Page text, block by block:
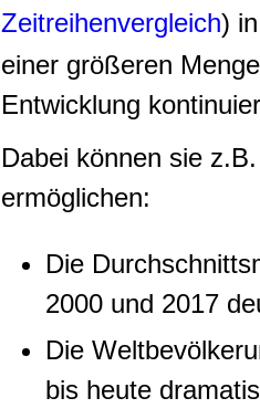
Zeitreihenvergleich)
einer größeren
Entwicklung
Dabei können sie
ermöglichen:
Die
2000 und 2017
Die
bis heute